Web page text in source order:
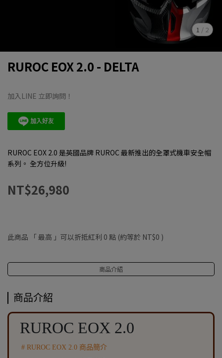
1 / 2
RUROC EOX 2.0 - DELTA
加入LINE 立即詢問！
RUROC EOX 2.0 是英國品牌 RUROC 最新推出的全罩式機車安全帽
系列。 ​全方位升級!
NT$26,980
此商品 「 最高 」可以折抵紅利 0 點 (約等於 NT$0 )
商品介紹
商品介紹
RUROC EOX 2.0
# RUROC EOX 2.0 商品簡介